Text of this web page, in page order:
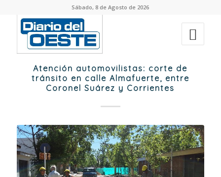
Sábado, 8 de Agosto de 2026
Atención automovilistas: corte de
tránsito en calle Almafuerte, entre
Coronel Suárez y Corrientes